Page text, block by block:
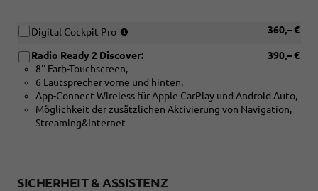
360,– €
Digital Cockpit Pro
Verbindung
[ZBP]
Radio
Ready
Navigationssystem
390,– €
Radio Ready 2 Discover:
8'' Farb-Touchscreen,
6 Lautsprecher vorne und hinten,
App-Connect Wireless für Apple CarPlay und Android Auto,
Möglichkeit der zusätzlichen Aktivierung von Navigation,
Streaming&Internet
SICHERHEIT & ASSISTENZ